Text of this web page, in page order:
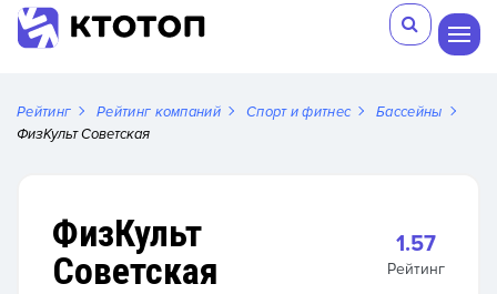
Рейтинг Рейтинг компаний Спорт и фитнес
Бассейны
ФизКульт Советская
ФизКульт
Советская
1.57
Рейтинг